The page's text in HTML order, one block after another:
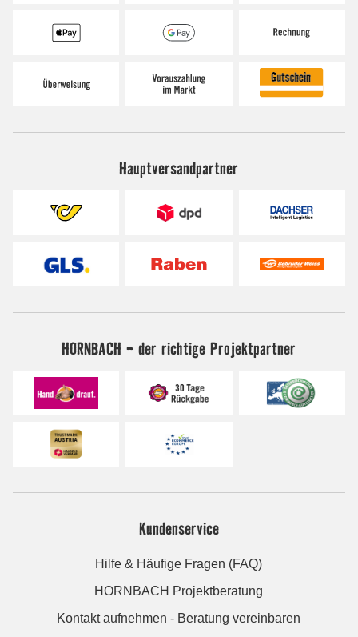
Hauptversandpartner
HORNBACH - der richtige Projektpartner
Kundenservice
Hilfe & Häufige Fragen (FAQ)
HORNBACH Projektberatung
Kontakt aufnehmen - Beratung vereinbaren